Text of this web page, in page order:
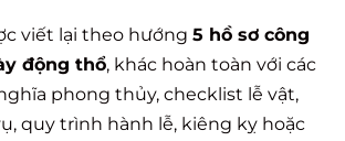
viết lại theo hướng 5 hồ sơ công
động thổ, khác hoàn toàn với các
phong thủy, checklist lễ vật,
quy trình hành lễ, kiêng kỵ hoặc